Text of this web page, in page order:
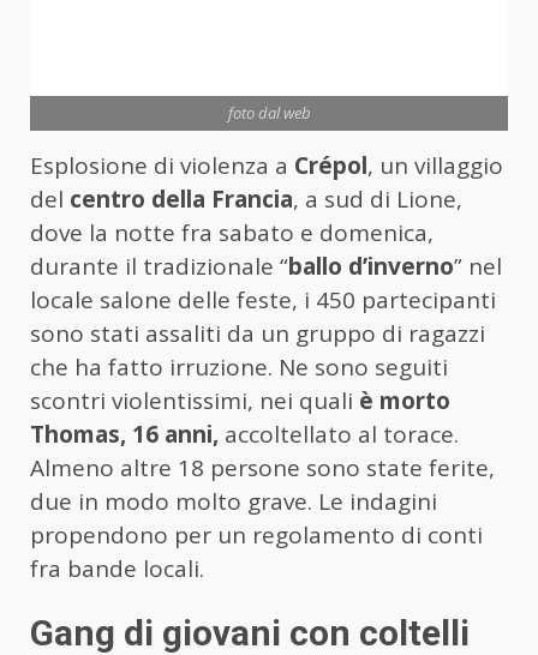
foto dal web
Esplosione di violenza a Crépol, un villaggio
del centro della Francia, a sud di Lione,
dove la notte fra sabato e domenica,
durante il tradizionale “ballo d’inverno” nel
locale salone delle feste, i 450 partecipanti
sono stati assaliti da un gruppo di ragazzi
che ha fatto irruzione. Ne sono seguiti
scontri violentissimi, nei quali è morto
Thomas, 16 anni, accoltellato al torace.
Almeno altre 18 persone sono state ferite,
due in modo molto grave. Le indagini
propendono per un regolamento di conti
fra bande locali.
Gang di giovani con coltelli